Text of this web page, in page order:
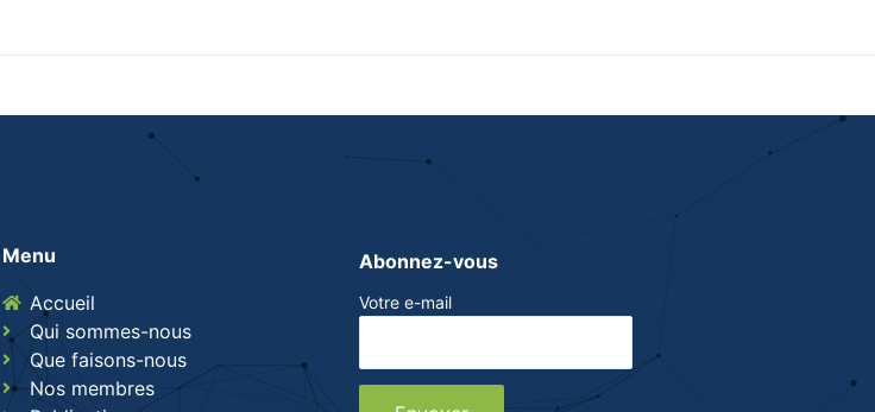
Menu
Accueil
Qui sommes-nous
Que faisons-nous
Nos membres
Abonnez-vous
Votre e-mail